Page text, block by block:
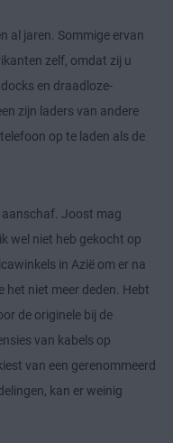
al jaren. Sommige ervan
zelf, omdat zij u
en draadloze-
zijn laders van andere
op te laden als de
aanschaf. Joost mag
wel niet heb gekocht op
in Azië om er na
het niet meer deden. Hebt
de originele bij de
van kabels op
van een gerenommeerd
kan er weinig